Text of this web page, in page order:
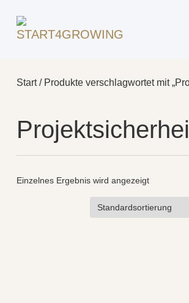
Start/ Produkte verschlagwortet mit
Einzelnes Ergebnis wird angezeigt